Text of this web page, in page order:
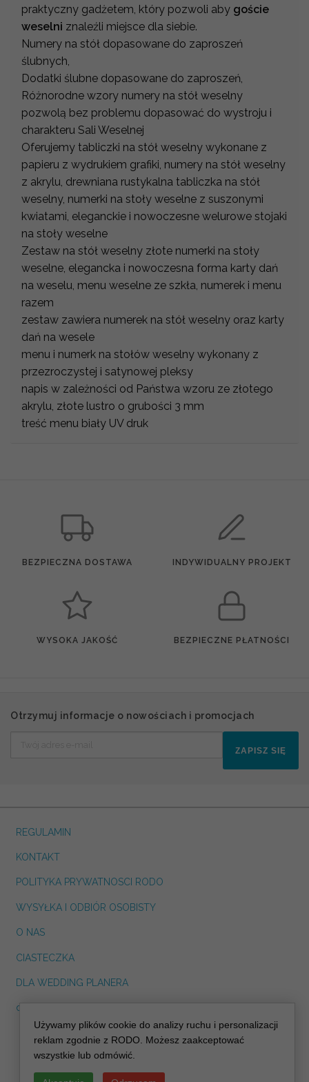
praktyczny gadżetem, który pozwoli aby goście
weselni znaleźli miejsce dla siebie.
Numery na stół dopasowane do zaproszeń
ślubnych,
Dodatki ślubne dopasowane do zaproszeń,
Różnorodne wzory numery na stół weselny
pozwolą bez problemu dopasować do wystroju i
charakteru Sali Weselnej
Oferujemy tabliczki na stół weselny wykonane z
papieru z wydrukiem grafiki, numery na stół weselny
z akrylu, drewniana rustykalna tabliczka na stół
weselny, numerki na stoły weselne z suszonymi
kwiatami, eleganckie i nowoczesne welurowe stojaki
na stoły weselne
Zestaw na stół weselny złote numerki na stoły
weselne, elegancka i nowoczesna forma karty dań
na weselu, menu weselne ze szkła, numerek i menu
razem
zestaw zawiera numerek na stół weselny oraz karty
dań na wesele
menu i numerk na stołów weselny wykonany z
przezroczystej i satynowej pleksy
napis w zależności od Państwa wzoru ze złotego
akrylu, złote lustro o grubości 3 mm
treść menu biały UV druk
BEZPIECZNA DOSTAWA INDYWIDUALNY PROJEKT
WYSOKA JAKOŚĆ BEZPIECZNE PŁATNOŚCI
Otrzymuj informacje o nowościach i promocjach
ZAPISZ SIĘ
REGULAMIN
KONTAKT
POLITYKA PRYWATNOSCI RODO
WYSYŁKA I ODBIÓR OSOBISTY
O NAS
CIASTECZKA
DLA WEDDING PLANERA
dreskot.com
info@decoris.pl
Używamy plików cookie do analizy ruchu i personalizacji
reklam zgodnie z RODO. Możesz zaakceptować
wszystkie lub odmówić.